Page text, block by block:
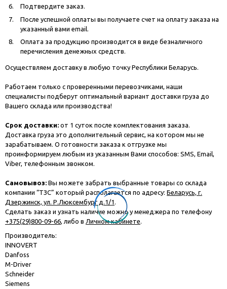
Подтвердите заказ.
После успешной оплаты вы получаете счет на оплату заказа на
указанный вами email.
Оплата за продукцию производится в виде безналичного
перечисления денежных средств.
Осуществляем доставку в любую точку Республики Беларусь.
Работаем только с проверенными перевозчиками, наши
специалисты подберут оптимальный вариант доставки груза до
Вашего склада или производства!
Срок доставки: от 1 суток после комплектования заказа.
Доставка груза это дополнительный сервис, на котором мы не
зарабатываем. О готовности заказа к отгрузке мы
проинформируем любым из указанным Вами способов: SMS, Email,
Viber, телефонным звонком.
Самовывоз: Вы можете забрать выбранные товары со склада
компании “ТЗС” который располагается по адресу: Беларусь, г.
Дзержинск, ул. Р.Люксембург д.1/1 .
Сделать заказ и узнать наличие можно у менеджера по телефону
+375(29)800-09-66, либо в Личном кабинете.
Производитель:
INNOVERT
Danfoss
M-Driver
Schneider
Siemens